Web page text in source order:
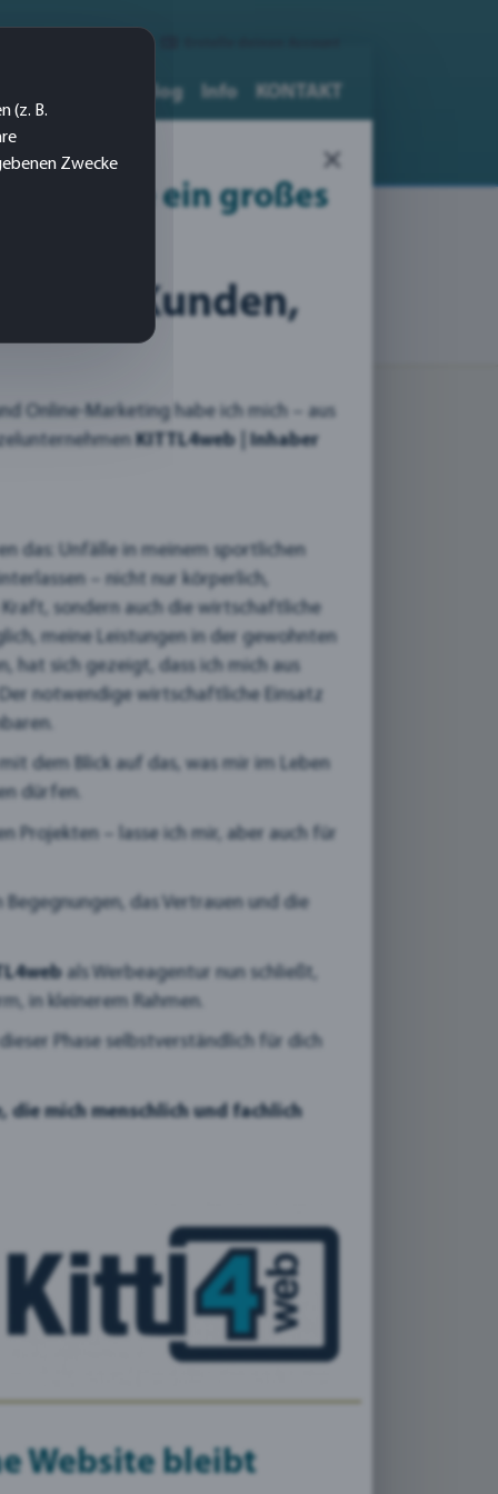
|
Blog Info KONTAKT
Kommunikations
Agentur
(z. B.
Zwecke
sowie ein großes
und Kunden,
Online-Marketing habe ich mich – aus
KITTL4web | Inhaber
das: Unfälle in meinem sportlichen
– nicht nur körperlich,
sondern auch die wirtschaftliche
meine Leistungen in der gewohnten
hat sich gezeigt, dass ich mich aus
notwendige wirtschaftliche Einsatz
dem Blick auf das, was mir im Leben
dürfen.
Projekten – lasse ich mir, aber auch für
das Vertrauen und die
als Werbeagentur nun schließt,
in kleinerem Rahmen.
Phase selbstverständlich für dich
die mich menschlich und fachlich
Website bleibt
×